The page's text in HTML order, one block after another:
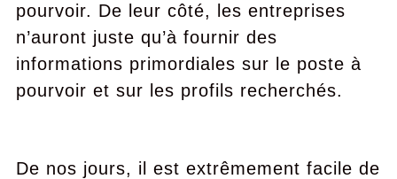
pourvoir. De leur côté, les entreprises
n’auront juste qu’à fournir des
informations primordiales sur le poste à
pourvoir et sur les profils recherchés.
De nos jours, il est extrêmement facile de